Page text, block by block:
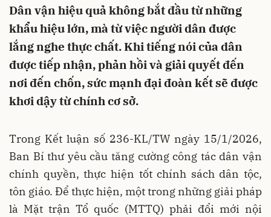
Dân vận hiệu quả không bắt đầu từ những
khẩu hiệu lớn, mà từ việc người dân được
lắng nghe thực chất. Khi tiếng nói của dân
được tiếp nhận, phản hồi và giải quyết đến
nơi đến chốn, sức mạnh đại đoàn kết sẽ được
khơi dậy từ chính cơ sở.
Trong Kết luận số 236-KL/TW ngày 15/1/2026,
Ban Bí thư yêu cầu tăng cường công tác dân vận
chính quyền, thực hiện tốt chính sách dân tộc,
tôn giáo. Để thực hiện, một trong những giải pháp
là Mặt trận Tổ quốc (MTTQ) phải đổi mới nội